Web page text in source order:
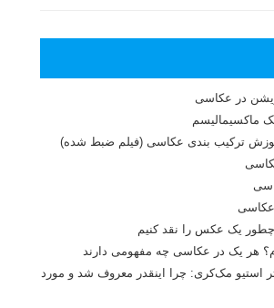
در عکاسی
ترکیب بندی عکاسی (فیلم ضبط شده)
عکاسی
یک عکس را نقد کنیم
هر یک در عکاسی چه مفهومی دارند
استیو مک‌کری: چرا اینقدر معروف شد و مورد